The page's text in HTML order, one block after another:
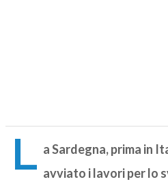
L a Sardegna, prima in
avviato i lavori per lo